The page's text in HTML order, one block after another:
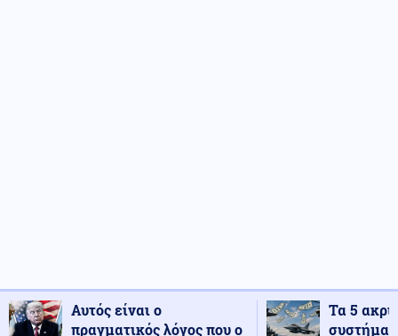
Αυτός είναι ο
πραγματικός λόγος που ο
Τα 5